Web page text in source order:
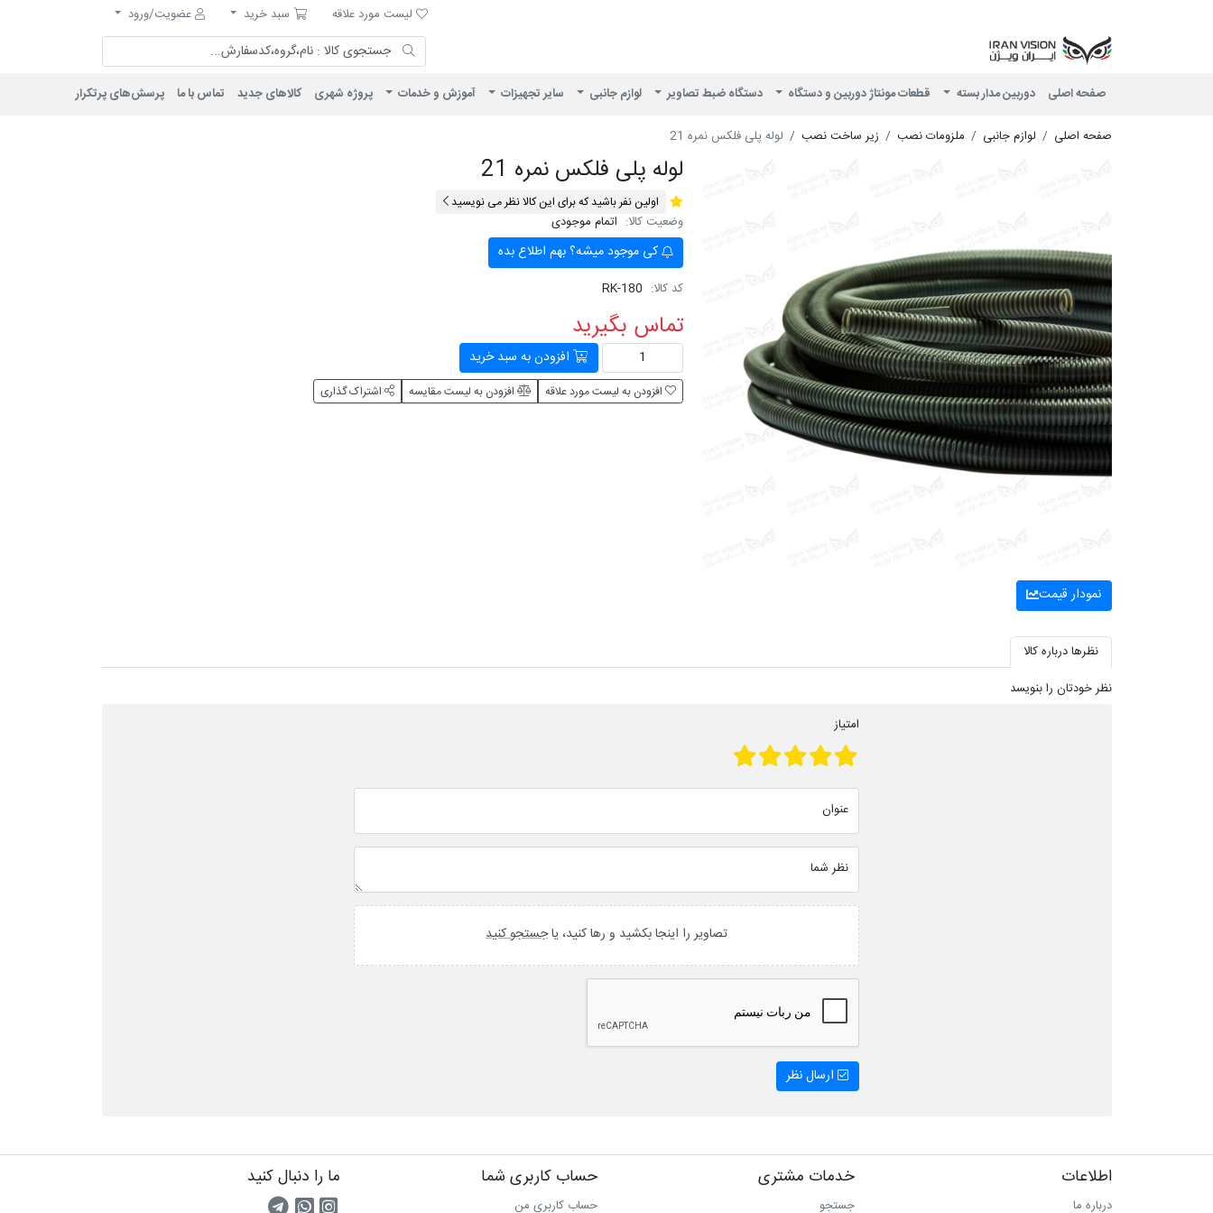
لیست مورد علاقه
لیست مورد علاقه سبد خرید
سبد خرید
عضویت/ورود
صفحه اصلی دوربین مدار بسته قطعات مونتاژ دوربین و دستگاه دستگاه ضبط تصاویر لوازم جانبی سایر تجهیزات آموزش و خدمات پروژه شهری کالاهای جدید تماس با ما پرسش‌های پرتکرار
صفحه اصلی لوازم جانبی ملزومات نصب زیر ساخت نصب لوله پلی فلکس نمره 21
نمودار قیمت
لوله پلی فلکس نمره 21
اولین نفر باشید که برای این کالا نظر می نویسید
وضعیت کالا: اتمام موجودی
کی موجود میشه؟ بهم اطلاع بده
کد کالا: RK-180
تماس بگیرید
افزودن به سبد خرید
افزودن به لیست مورد علاقه افزودن به لیست مقایسه اشتراک گذاری
نظرها درباره کالا
نظر خودتان را بنویسد
امتیاز
عنوان
نظر شما
تصاویر را اینجا بکشید و رها کنید، یاجستجو کنید
ارسال نظر
اطلاعات
درباره ما
خدمات مشتری
جستجو
حساب کاربری شما
حساب کاربری من
ما را دنبال کنید